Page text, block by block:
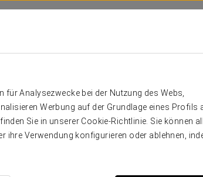
Analysezwecke bei der Nutzung des Webs,
Werbung auf der Grundlage eines Profils
Sie in unserer Cookie-Richtlinie. Sie können
ihre Verwendung konfigurieren oder ablehnen,